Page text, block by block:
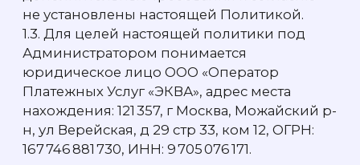
с персональными данными, совершаемое
с использованием средств автоматизации
или без их использования, в том числе
сбор, запись, систематизация, накопление,
хранение, уточнение (обновление,
изменение), извлечение, использование,
обезличивание, блокирование, удаление,
уничтожение.
2.3. Администратор производит обработку
следующих персональных данных: